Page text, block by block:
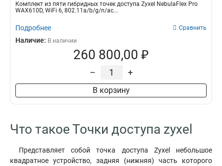
Комплект из пяти гибридных точек доступа Zyxel NebulaFlex Pro
WAX610D, WiFi 6, 802.11a/b/g/n/ac...
Подробнее Сравнить
Наличие: В наличии
260 800,00 ₽
– +
В корзину
Что такое Точки доступа zyxel
Представляет собой точка доступа Zyxel небольшое
квадратное устройство, задняя (нижняя) часть которого